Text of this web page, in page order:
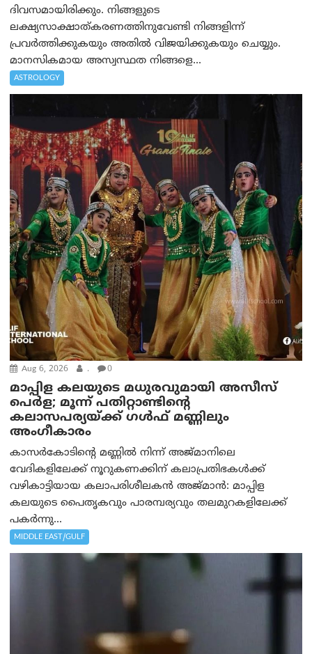
ദിവസമായിരിക്കും. നിങ്ങളുടെ
ലക്ഷ്യസാക്ഷാത്കരണത്തിനുവേണ്ടി നിങ്ങളിന്ന്
പ്രവർത്തിക്കുകയും അതില്‍ വിജയിക്കുകയും ചെയ്യും.
മാനസികമായ അസ്വസ്ഥത നിങ്ങളെ...
ASTROLOGY
Aug 6, 2026 . 0
മാപ്പിള കലയുടെ മധുരവുമായി അസീസ്
പെർള; മൂന്ന് പതിറ്റാണ്ടിന്റെ
കലാസപര്യയ്ക്ക് ഗൾഫ് മണ്ണിലും
അംഗീകാരം
കാസർകോടിന്റെ മണ്ണിൽ നിന്ന് അജ്മാനിലെ
വേദികളിലേക്ക് നൂറുകണക്കിന് കലാപ്രതിഭകൾക്ക്
വഴികാട്ടിയായ കലാപരിശീലകൻ അജ്മാൻ: മാപ്പിള
കലയുടെ പൈതൃകവും പാരമ്പര്യവും തലമുറകളിലേക്ക്
പകർന്നു...
MIDDLE EAST/GULF